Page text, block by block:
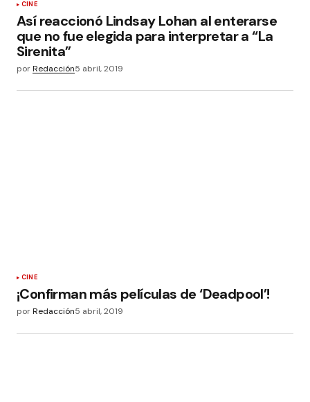
CINE
Así reaccionó Lindsay Lohan al enterarse
que no fue elegida para interpretar a “La
Sirenita”
porRedacción5 abril, 2019
CINE
¡Confirman más películas de ‘Deadpool’!
porRedacción5 abril, 2019